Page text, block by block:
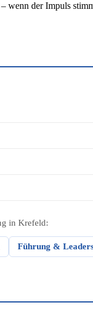
der Impuls
in Krefeld:
Führung &